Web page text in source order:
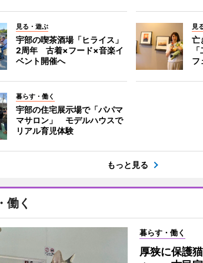
見る・遊ぶ
宇部の喫茶酒場「ヒライス」
2周年 古着×フード×音楽イ
ベント開催へ
見
亡
フ
暮らす・働く
宇部の住宅展示場で「パパマ
マサロン」 モデルハウスで
リアル育児体験
もっと見る
働く
暮らす・働く
厚狭に保護